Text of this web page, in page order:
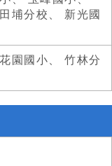
田埔分校
新光國
花園國小
竹林分